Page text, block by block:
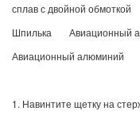
сплав с двойной обмоткой
Шпилька
Авиационный
Авиационный алюминий
1. Навинтите щетку на